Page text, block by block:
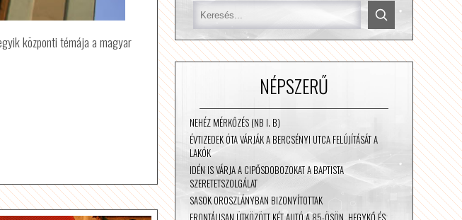
központi témája a magyar
NÉPSZERŰ
NEHÉZ MÉRKŐZÉS (NB I. B)
ÉVTIZEDEK ÓTA VÁRJÁK A BERCSÉNYI UTCA FELÚJÍTÁSÁT A
LAKÓK
IDÉN IS VÁRJA A CIPŐSDOBOZOKAT A BAPTISTA
SZERETETSZOLGÁLAT
SASOK OROSZLÁNYBAN BIZONYÍTOTTAK